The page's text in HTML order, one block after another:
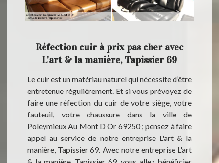
ses
à
69.
à
69
Réfection cuir à prix pas cher avec
L'art & la manière, Tapissier 69
Le cuir est un matériau naturel qui nécessite d’être
entretenue régulièrement. Et si vous prévoyez de
faire une réfection du cuir de votre siège, votre
fauteuil, votre chaussure dans la ville de
Poleymieux Au Mont D Or 69250 ; pensez à faire
appel au service de notre entreprise L'art & la
manière, Tapissier 69. Avec notre entreprise L'art
est
un
de
pour